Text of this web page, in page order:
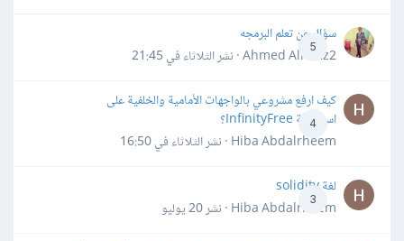
5
سؤال عن تعلم البرمجه
Ahmed Alhafiz2 · نشر
الثلاثاء في 21:45
4
كيف ارفع مشروعي بالواجهات الأمامية والخلفية على
استضافة InfinityFree؟
Hiba Abdalrheem · نشر
الثلاثاء في 16:50
3
لغة solidity
Hiba Abdalrheem · نشر
20 يوليو